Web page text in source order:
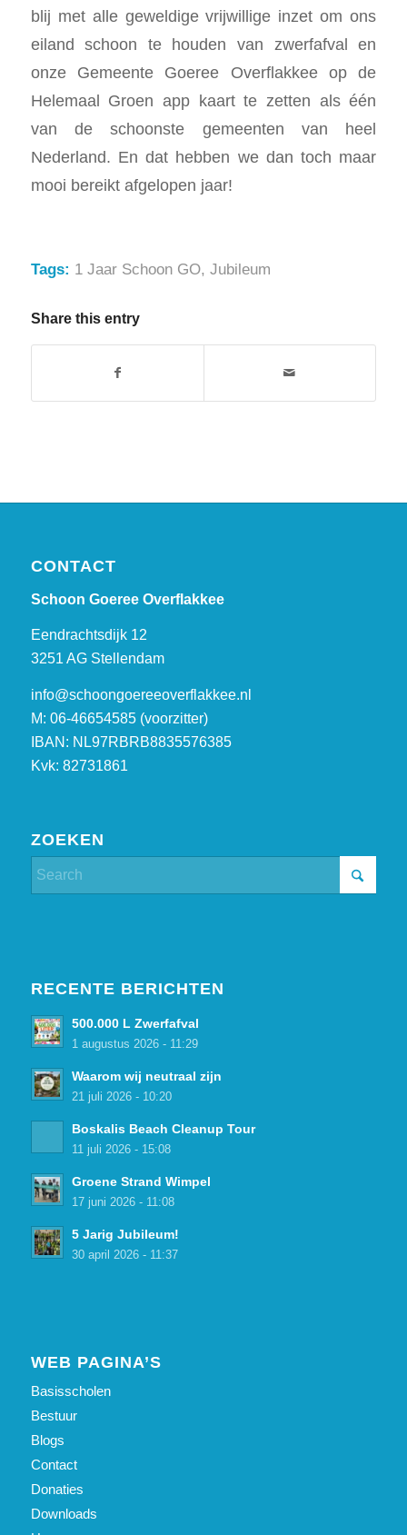
blij met alle geweldige vrijwillige inzet om ons
eiland schoon te houden van zwerfafval en
onze Gemeente Goeree Overflakkee op de
Helemaal Groen app kaart te zetten als één
van de schoonste gemeenten van heel
Nederland. En dat hebben we dan toch maar
mooi bereikt afgelopen jaar!
Tags: 1 Jaar Schoon GO, Jubileum
Share this entry
CONTACT
Schoon Goeree Overflakkee
Eendrachtsdijk 12
3251 AG Stellendam
info@schoongoereeoverflakkee.nl
M: 06-46654585 (voorzitter)
IBAN: NL97RBRB8835576385
Kvk: 82731861
ZOEKEN
RECENTE BERICHTEN
500.000 L Zwerfafval
1 augustus 2026 - 11:29
Waarom wij neutraal zijn
21 juli 2026 - 10:20
Boskalis Beach Cleanup Tour
11 juli 2026 - 15:08
Groene Strand Wimpel
17 juni 2026 - 11:08
5 Jarig Jubileum!
30 april 2026 - 11:37
WEB PAGINA’S
Basisscholen
Bestuur
Blogs
Contact
Donaties
Downloads